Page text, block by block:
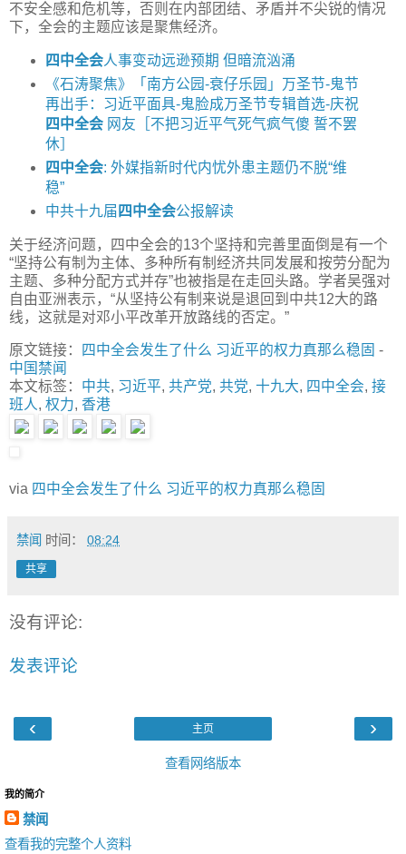
不安全感和危机等，否则在内部团结、矛盾并不尖锐的情况
下，全会的主题应该是聚焦经济。
四中全会人事变动远逊预期 但暗流汹涌
《石涛聚焦》「南方公园-衰仔乐园」万圣节-鬼节
再出手：习近平面具-鬼脸成万圣节专辑首选-庆祝
四中全会网友［不把习近平气死气疯气傻 誓不罢
休］
四中全会: 外媒指新时代内忧外患主题仍不脱“维
稳”
中共十九届 四中全会公报解读
关于经济问题，四中全会的13个坚持和完善里面倒是有一个
“坚持公有制为主体、多种所有制经济共同发展和按劳分配为
主题、多种分配方式并存”也被指是在走回头路。学者吴强对
自由亚洲表示，“从坚持公有制来说是退回到中共12大的路
线，这就是对邓小平改革开放路线的否定。”
原文链接： 四中全会发生了什么 习近平的权力真那么稳固 -
中国禁闻
本文标签： 中共, 习近平, 共产党, 共党, 十九大, 四中全会, 接
班人, 权力, 香港
via 四中全会发生了什么 习近平的权力真那么稳固
禁闻 时间： 08:24
共享
没有评论:
发表评论
‹ ›
主页
查看网络版本
我的简介
禁闻
查看我的完整个人资料